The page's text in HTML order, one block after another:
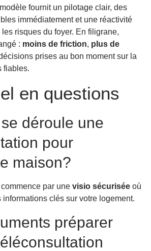
fournit un pilotage clair, des
immédiatement et une réactivité
risques du foyer. En filigrane,
: moins de friction, plus de
prises au bon moment sur la
fiables.
en questions
déroule une
pour
maison?
par une visio sécurisée où
informations clés sur votre logement.
préparer